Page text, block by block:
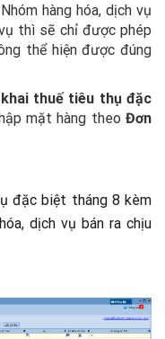
hàng hóa, dịch vụ
thì sẽ chỉ được phép
thể hiện được đúng
thuế tiêu thụ đặc
mặt hàng theo Đơn
đặc biệt tháng 8 kèm
dịch vụ bán ra chịu